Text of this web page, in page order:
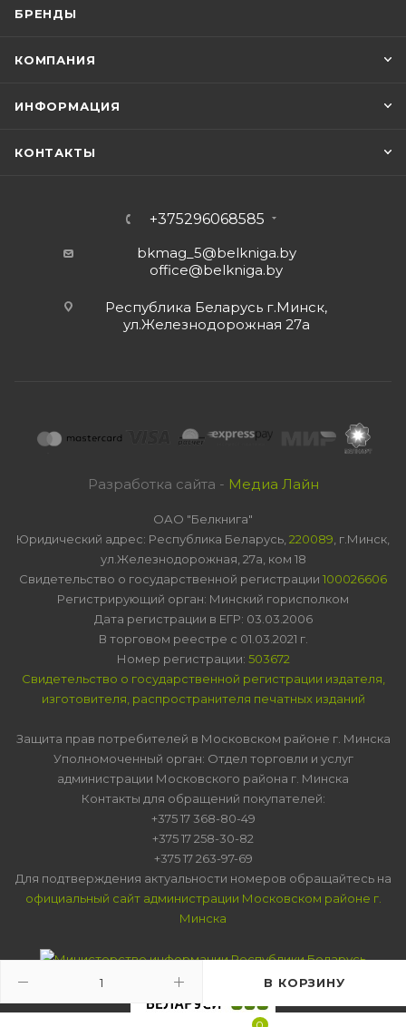
В КОРЗИНУ
БРЕНДЫ
КОМПАНИЯ
ИНФОРМАЦИЯ
КОНТАКТЫ
+375296068585
bkmag_5@belkniga.by
office@belkniga.by
Республика Беларусь г.Минск,
ул.Железнодорожная 27а
Разработка сайта - Медиа Лайн
ОАО "Белкнига"
Юридический адрес: Республика Беларусь, 220089 , г.Минск,
ул.Железнодорожная, 27а, ком 18
Свидетельство о государственной регистрации 100026606
Регистрирующий орган: Минский горисполком
Дата регистрации в ЕГР: 03.03.2006
В торговом реестре с 01.03.2021 г.
Номер регистрации: 503672
Свидетельство о государственной регистрации издателя,
изготовителя, распространителя печатных изданий
Защита прав потребителей в Московском районе г. Минска
Уполномоченный орган: Отдел торговли и услуг
администрации Московского района г. Минска
Контакты для обращений покупателей:
+375 17 368-80-49
+375 17 258-30-82
+375 17 263-97-69
Для подтверждения актуальности номеров обращайтесь на
официальный сайт администрации Московском районе г.
Минска